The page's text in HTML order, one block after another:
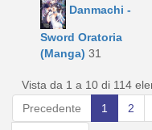
Danmachi -
Sword Oratoria
(Manga) 31
Vista da 1 a 10 di 114
Precedente
1 2